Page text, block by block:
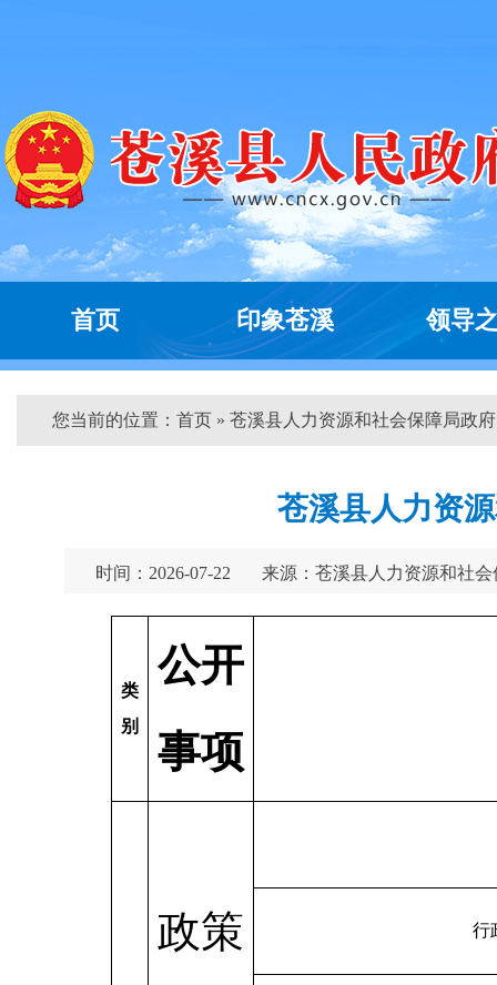
首页 印象苍溪 领导
您当前的位置： 首页 » 苍溪县人力资源和社会保障局政
苍溪县人力资
时间：2026-07-22 来源：苍溪县人力资源和社会
类
别
公开
事项
政策 行